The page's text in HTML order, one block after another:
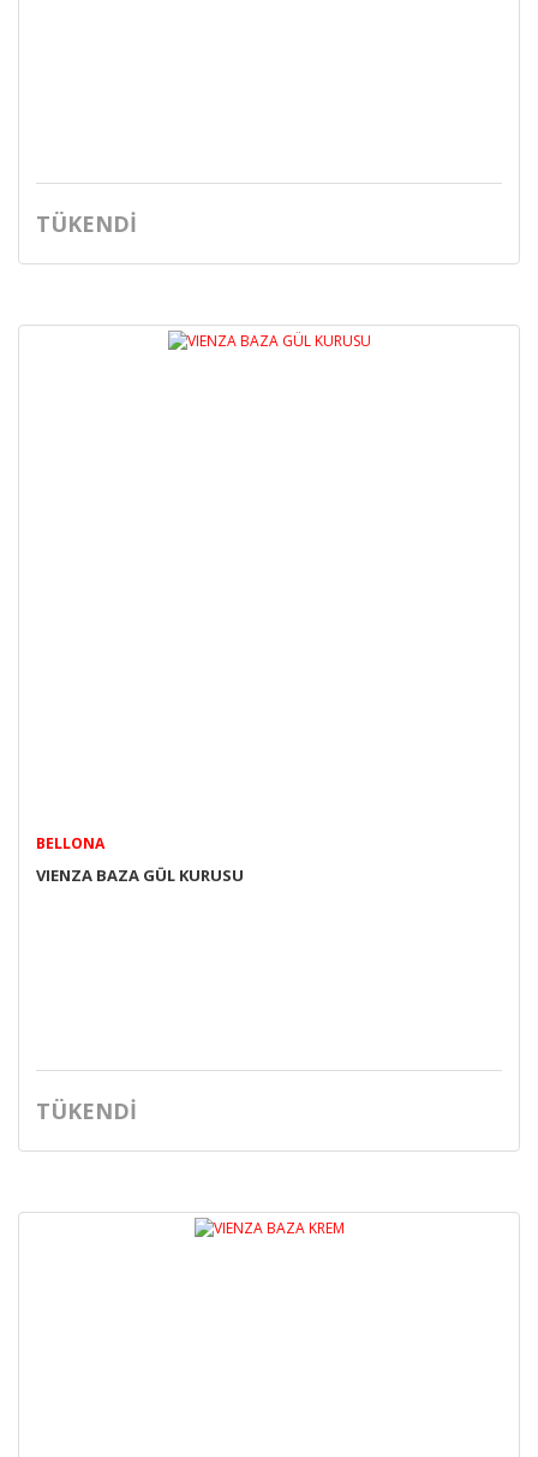
TÜKENDİ
BELLONA
VIENZA BAZA GÜL KURUSU
TÜKENDİ